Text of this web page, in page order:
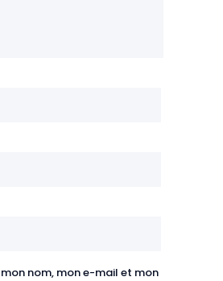
nom, mon e-mail et mon